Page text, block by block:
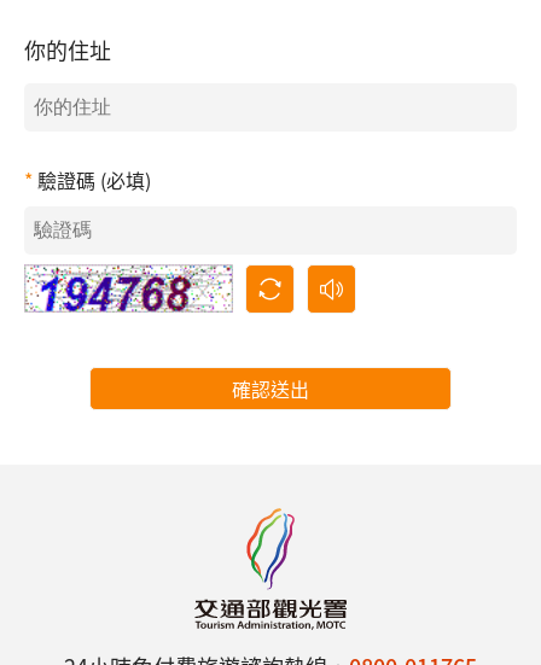
你的住址
驗證碼 (必填)
確認送出